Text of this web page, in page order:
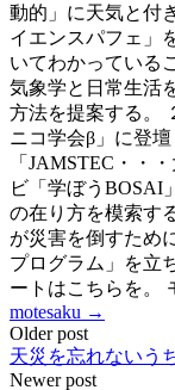
動的」に天気と付
イエンスパフェ」
いてわかっている
気象学と日常生活
方法を提案する。
ニコ学会β」に登
「JAMSTEC・・
ビ「学ぼうBOSAI
の在り方を模索す
が災害を倒すため
プログラム」を立
ートはこちらを。
motesaku →
Post
navigation
Older post
天災を忘れないう
Newer post